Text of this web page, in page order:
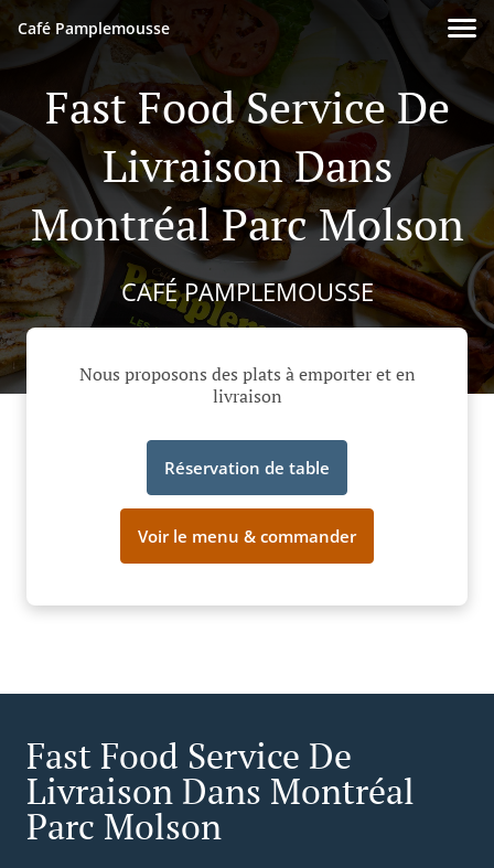
Café Pamplemousse
Fast Food Service De
Livraison Dans
Montréal Parc Molson
CAFÉ PAMPLEMOUSSE
Nous proposons des plats à emporter et en
livraison
Réservation de table
Voir le menu & commander
Fast Food Service De
Livraison Dans Montréal
Parc Molson